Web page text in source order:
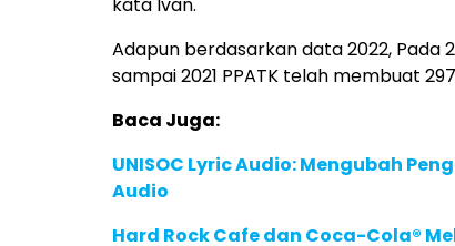
Adapun berdasarkan data 2022, Pada
sampai 2021 PPATK telah membuat
Baca Juga:
UNISOC Lyric Audio: Mengubah
Audio
Hard Rock Cafe dan Coca-Cola®